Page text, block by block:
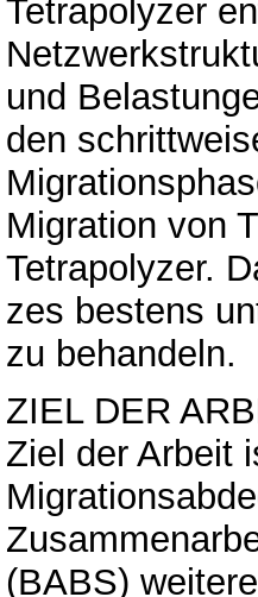
Tetrapolyzer
und
den
Migration von
Tetrapolyzer.
zes bestens
zu behandeln.
ZIEL DER
Ziel der Arbeit
(BABS)